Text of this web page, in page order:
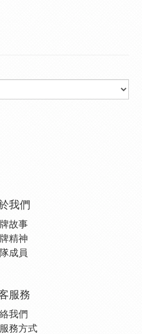
我們
故事
精神
成員
服務
我們
務方式